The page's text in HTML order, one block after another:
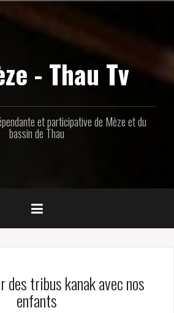
- Thau Tv
et participative de Mèze et du
bassin de Thau
des tribus kanak avec nos
enfants